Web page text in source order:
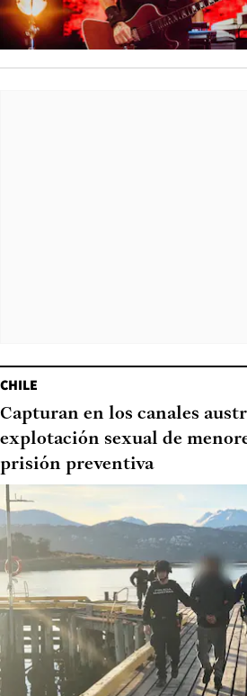
CHILE
Capturan en los canales
explotación sexual de
prisión preventiva